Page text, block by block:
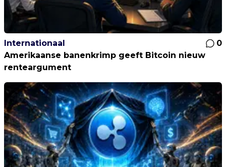
Internationaal
0
Amerikaanse banenkrimp geeft Bitcoin nieuw
renteargument